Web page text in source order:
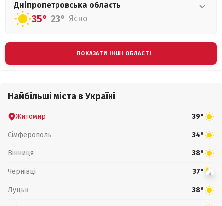
Дніпропетровська область
35° 23° Ясно
ПОКАЗАТИ ІНШІ ОБЛАСТІ
Найбільші міста в Україні
Житомир 39°
Сімферополь 34°
Вінниця 38°
Чернівці 37°
Луцьк 38°